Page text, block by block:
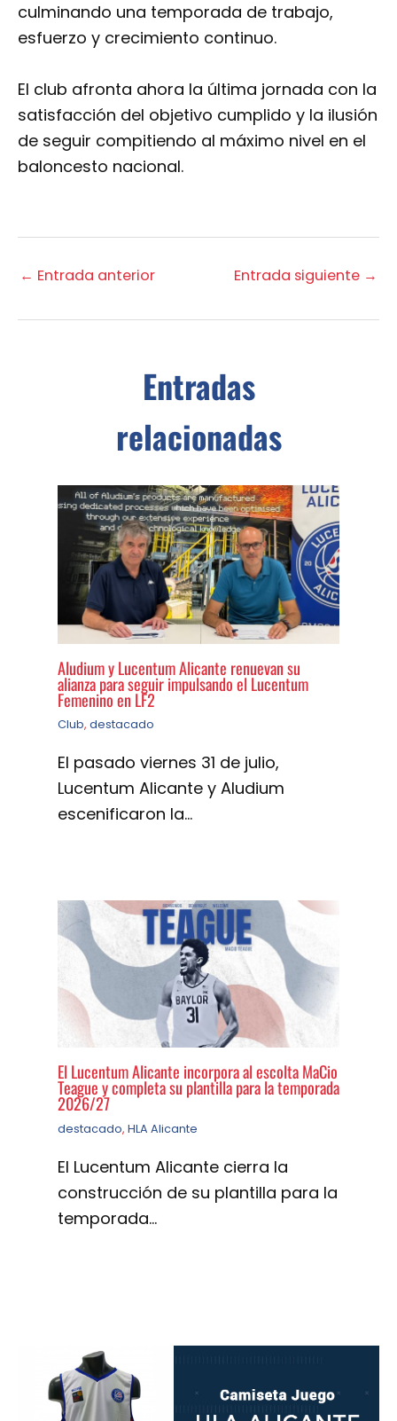
culminando una temporada de trabajo,
esfuerzo y crecimiento continuo.
El club afronta ahora la última jornada con la
satisfacción del objetivo cumplido y la ilusión
de seguir compitiendo al máximo nivel en el
baloncesto nacional.
← Entrada anterior Entrada siguiente →
Entradas
relacionadas
Aludium y Lucentum Alicante renuevan su
alianza para seguir impulsando el Lucentum
Femenino en LF2
Club, destacado
El pasado viernes 31 de julio,
Lucentum Alicante y Aludium
escenificaron la…
El Lucentum Alicante incorpora al escolta MaCio
Teague y completa su plantilla para la temporada
2026/27
destacado, HLA Alicante
El Lucentum Alicante cierra la
construcción de su plantilla para la
temporada…